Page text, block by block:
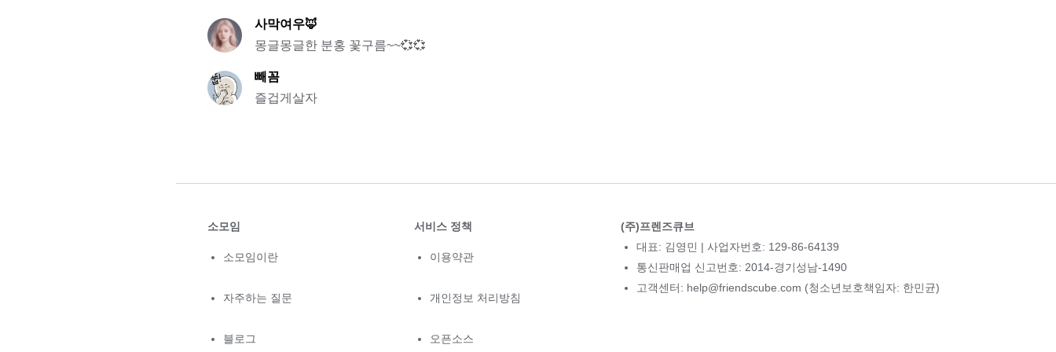
사막여우🦊
몽글몽글한 분홍 꽃구름~~💞💞
빼꼼
즐겁게살자
소모임
소모임이란
자주하는 질문
블로그
서비스 정책
이용약관
개인정보 처리방침
오픈소스
(주)프렌즈큐브
대표: 김영민 | 사업자번호: 129-86-64139
통신판매업 신고번호: 2014-경기성남-1490
고객센터: help@friendscube.com (청소년보호책임자: 한민균)